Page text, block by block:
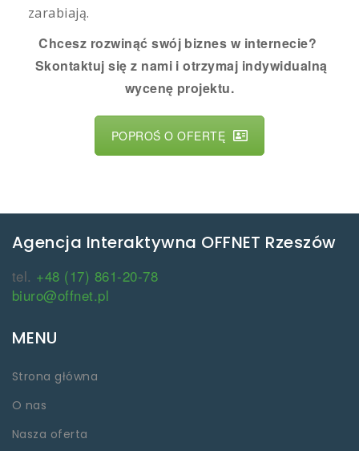
zarabiają.
Chcesz rozwinąć swój biznes w internecie?
Skontaktuj się z nami i otrzymaj indywidualną
wycenę projektu.
POPROŚ O OFERTĘ
Agencja Interaktywna OFFNET Rzeszów
tel. +48 (17) 861-20-78
biuro@offnet.pl
MENU
Strona główna
O nas
Nasza oferta